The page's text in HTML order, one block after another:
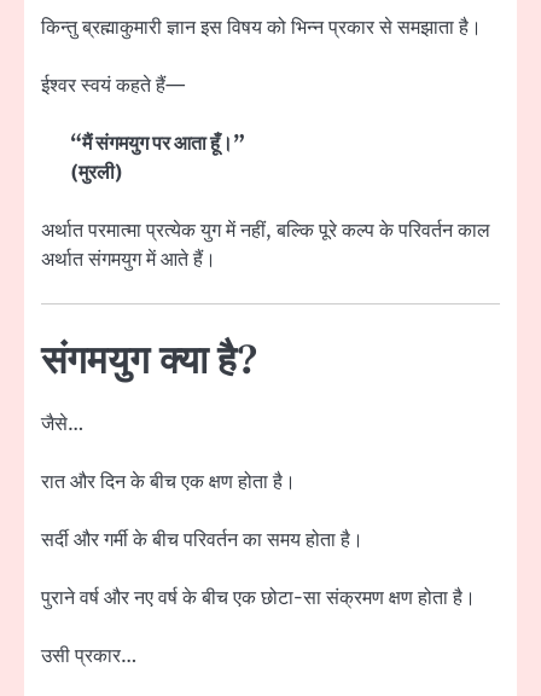
किन्तु ब्रह्माकुमारी ज्ञान इस विषय को भिन्न प्रकार से समझाता है।
ईश्वर स्वयं कहते हैं—
“मैं संगमयुग पर आता हूँ।”
(मुरली)
अर्थात परमात्मा प्रत्येक युग में नहीं, बल्कि पूरे कल्प के परिवर्तन काल
अर्थात संगमयुग में आते हैं।
संगमयुग क्या है?
जैसे…
रात और दिन के बीच एक क्षण होता है।
सर्दी और गर्मी के बीच परिवर्तन का समय होता है।
पुराने वर्ष और नए वर्ष के बीच एक छोटा-सा संक्रमण क्षण होता है।
उसी प्रकार…